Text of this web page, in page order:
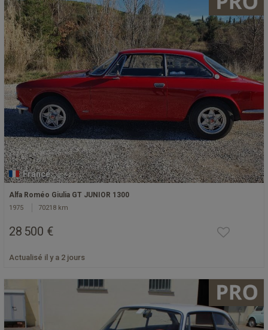
France
Alfa Roméo Giulia GT JUNIOR 1300
1975 70218 km
28 500 €
Actualisé il y a 2 jours